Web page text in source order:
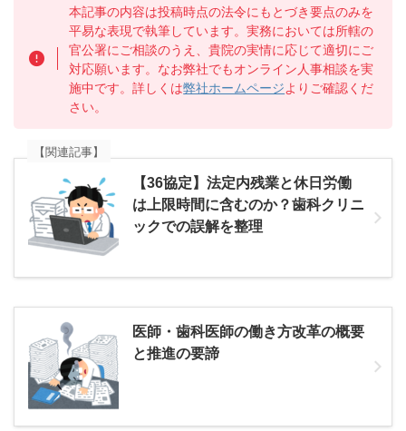
本記事の内容は投稿時点の法令にもとづき要点のみを
平易な表現で執筆しています。実務においては所轄の
官公署にご相談のうえ、貴院の実情に応じて適切にご
対応願います。なお弊社でもオンライン人事相談を実
施中です。詳しくは弊社ホームページよりご確認くだ
さい。
【36協定】法定内残業と休日労働
は上限時間に含むのか？歯科クリニ
ックでの誤解を整理
【関連記事】
医師・歯科医師の働き方改革の概要
と推進の要諦